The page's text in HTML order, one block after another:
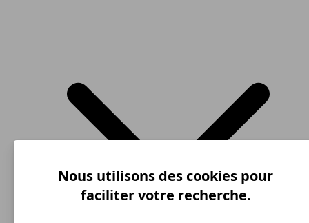
Model Version
Leistung
Nous utilisons des cookies pour
faciliter votre recherche.